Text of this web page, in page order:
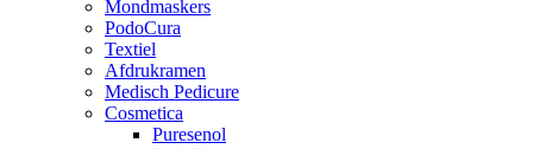
Mondmaskers
PodoCura
Textiel
Afdrukramen
Medisch Pedicure
Cosmetica
Puresenol